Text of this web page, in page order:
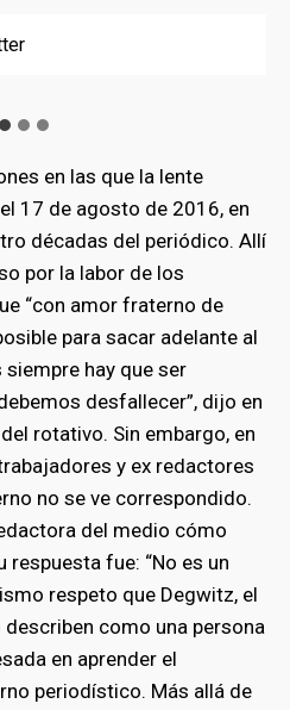
parte de la gobernación
parte de la gobernación
en las que la lente
17 de agosto de 2016, en
décadas del periódico. Allí
por la labor de los
“con amor fraterno de
para sacar adelante al
siempre hay que ser
desfallecer”, dijo en
rotativo. Sin embargo, en
y ex redactores
no se ve correspondido.
del medio cómo
respuesta fue: “No es un
respeto que Degwitz, el
como una persona
en aprender el
periodístico. Más allá de